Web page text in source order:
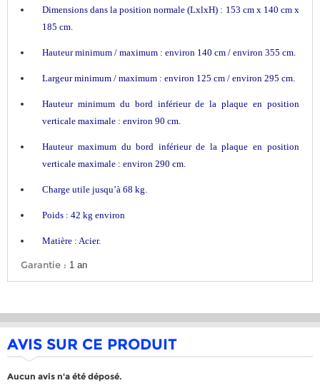
Dimensions dans la position normale (LxlxH) : 153 cm x 140 cm x
185 cm.
Hauteur minimum / maximum : environ 140 cm / environ 355 cm.
Largeur minimum / maximum : environ 125 cm / environ 295 cm.
Hauteur minimum du bord inférieur de la plaque en position
verticale maximale : environ 90 cm.
Hauteur maximum du bord inférieur de la plaque en position
verticale maximale : environ 290 cm.
Charge utile jusqu’à 68 kg.
Poids : 42 kg environ
Matière : Acier.
Garantie : 1 an
AVIS SUR CE PRODUIT
Aucun avis n'a été déposé.